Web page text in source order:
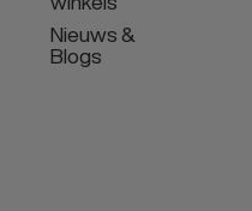
Nieuws &
Blogs